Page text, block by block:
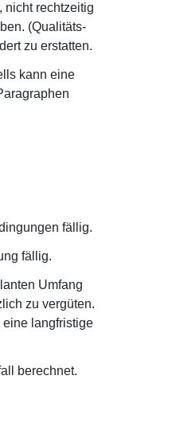
nicht rechtzeitig
(Qualitäts-
zu erstatten.
kann eine
fällig.
fällig.
Umfang
zu vergüten.
eine langfristige
berechnet.